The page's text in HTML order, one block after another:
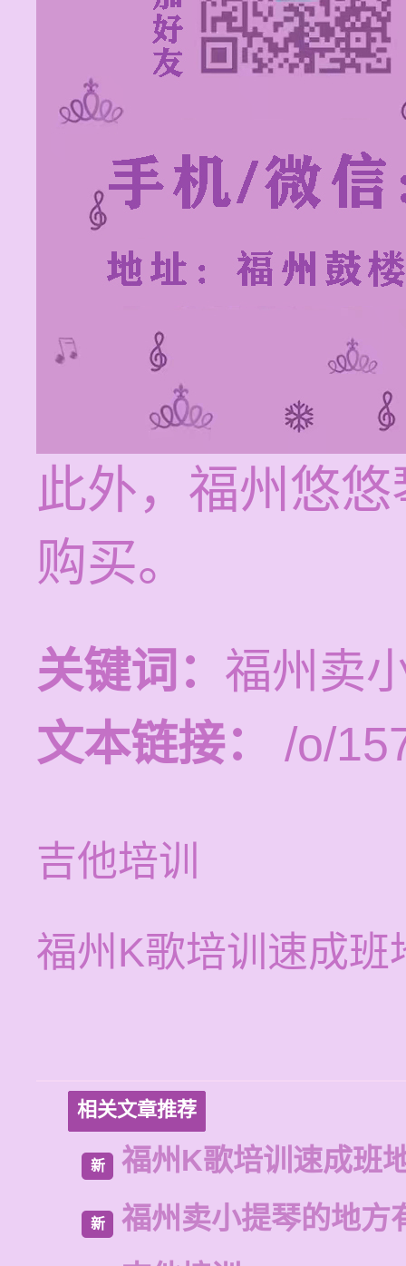
此外，福州悠
购买。
关键词： 福州卖
文本链接：
/o/
吉他培训
福州K歌培训速成班
相关文章推荐
新 福州K歌培训速成班
新
福州卖小提琴的地方